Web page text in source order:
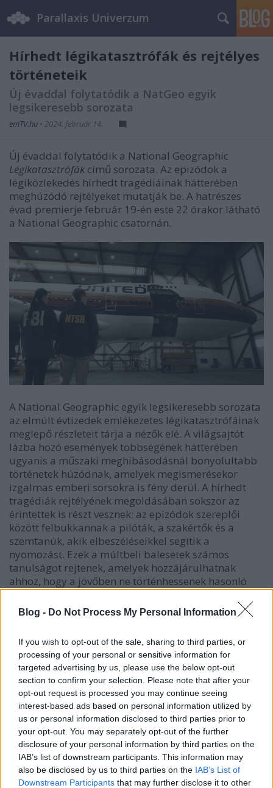
Blog - Do Not Process My Personal Information
If you wish to opt-out of the sale, sharing to third parties, or
processing of your personal or sensitive information for
targeted advertising by us, please use the below opt-out
section to confirm your selection. Please note that after your
opt-out request is processed you may continue seeing
interest-based ads based on personal information utilized by
us or personal information disclosed to third parties prior to
your opt-out. You may separately opt-out of the further
disclosure of your personal information by third parties on the
IAB’s list of downstream participants. This information may
also be disclosed by us to third parties on the IAB’s List of
Downstream Participants that may further disclose it to other
Parallaxis Univerzum
Hírhedt légikatasztrófák és rejtélyes
történeteik
Új évaddal folytatódik a NatGeo egyik
legsikeresebb sorozata
emTV.hu • 2024. február 14.
Új évaddal folytatódik a National Geographic
Légikatasztrófák című sorozata. Az epizódok a
légiközlekedés hírhedt tragédiáinak hátterében
meghúzódó rejtélyeket mutatják be. A hatrészes
évad premierje február 19-én este 22 órakor látható
a National Geographic csatornán.
A National Geographic egyik legsikeresebb sorozata
az elmúlt évtizedek emlékezetes légikatasztrófáinak
meglepő részleteit tárja a nézők elé. A világsajtót
lázba hozó események többségének hátterében
ugyanis a műszaki meghibásodásnál bonyolultabb
történetek húzódnak, amelyek megismerésekor
izgalmas emberi sorsokra is fény derül. A hírhedt
tragédiák rejtélyének megoldásában sokszor az
érintettek is részt vesznek: az epizódok szereplői
között felbukkannak a pilóták, a szakértők és a
szemtanúk, akik elbeszéléseikkel segítik a
nyomozást. Ezek a múltbeli balesetek számos
tanulságot rejtenek, amelyek hozzájárulhatnak
ahhoz, hogy a jövőben ne történhessenek hasonló
tragédiák.
Légikatasztrófák (Air Crash Investigation)legújabb,
fővárosából, Addisz-Abebából elstartolt Ethiopian
Airlines 302-es járatának földbecsapódását, és
nyomon követi a Honoluluban kényszerleszállással
földet érő Boeing 747-es gép esetét is, amelynél
annak idején a baleseti kivizsgálók
terrorcselekményre gyanakodtak, később azonban
teljesen más irányt vett a nyomozás.